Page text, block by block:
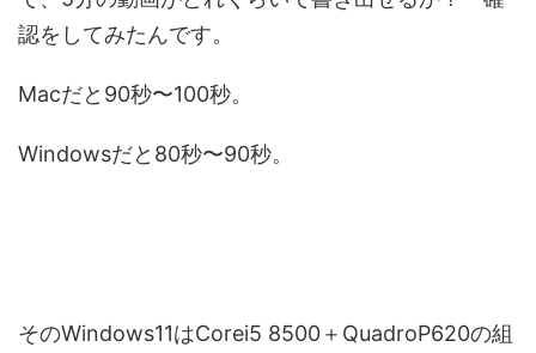
認をしてみたんです。
Macだと90秒〜100秒。
Windowsだと80秒〜90秒。
そのWindows11はCorei5 8500＋QuadroP620の組